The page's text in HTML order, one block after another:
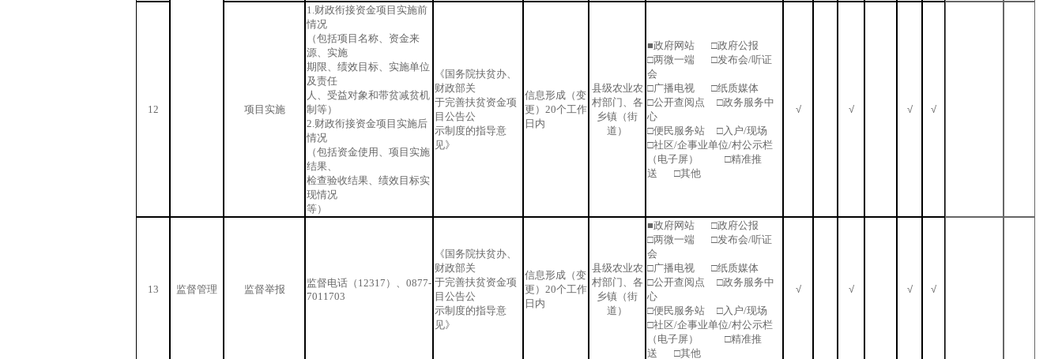
12 项目实施
1.财政衔接资金项目实施前
情况
（包括项目名称、资金来
源、实施
期限、绩效目标、实施单位
及责任
人、受益对象和带贫减贫机
制等）
2.财政衔接资金项目实施后
情况
（包括资金使用、项目实施
结果、
检查验收结果、绩效目标实
现情况
等）
《国务院扶贫办、
财政部关
于完善扶贫资金项
目公告公
示制度的指导意
见》
信息形成（变
更）20个工作
日内
县级农业农
村部门、各
乡镇（街
道）
■政府网站 □政府公报
□两微一端 □发布会/听证
会
□广播电视 □纸质媒体
□公开查阅点 □政务服务中
心
□便民服务站 □入户/现场
□社区/企事业单位/村公示栏
（电子屏） □精准推
送 □其他
√ √ √ √
13 监督管理 监督举报
监督电话（12317）、0877-
7011703
《国务院扶贫办、
财政部关
于完善扶贫资金项
目公告公
示制度的指导意
见》
信息形成（变
更）20个工作
日内
县级农业农
村部门、各
乡镇（街
道）
■政府网站 □政府公报
□两微一端 □发布会/听证
会
□广播电视 □纸质媒体
□公开查阅点 □政务服务中
心
□便民服务站 □入户/现场
□社区/企事业单位/村公示栏
（电子屏） □精准推
送 □其他
√ √ √ √